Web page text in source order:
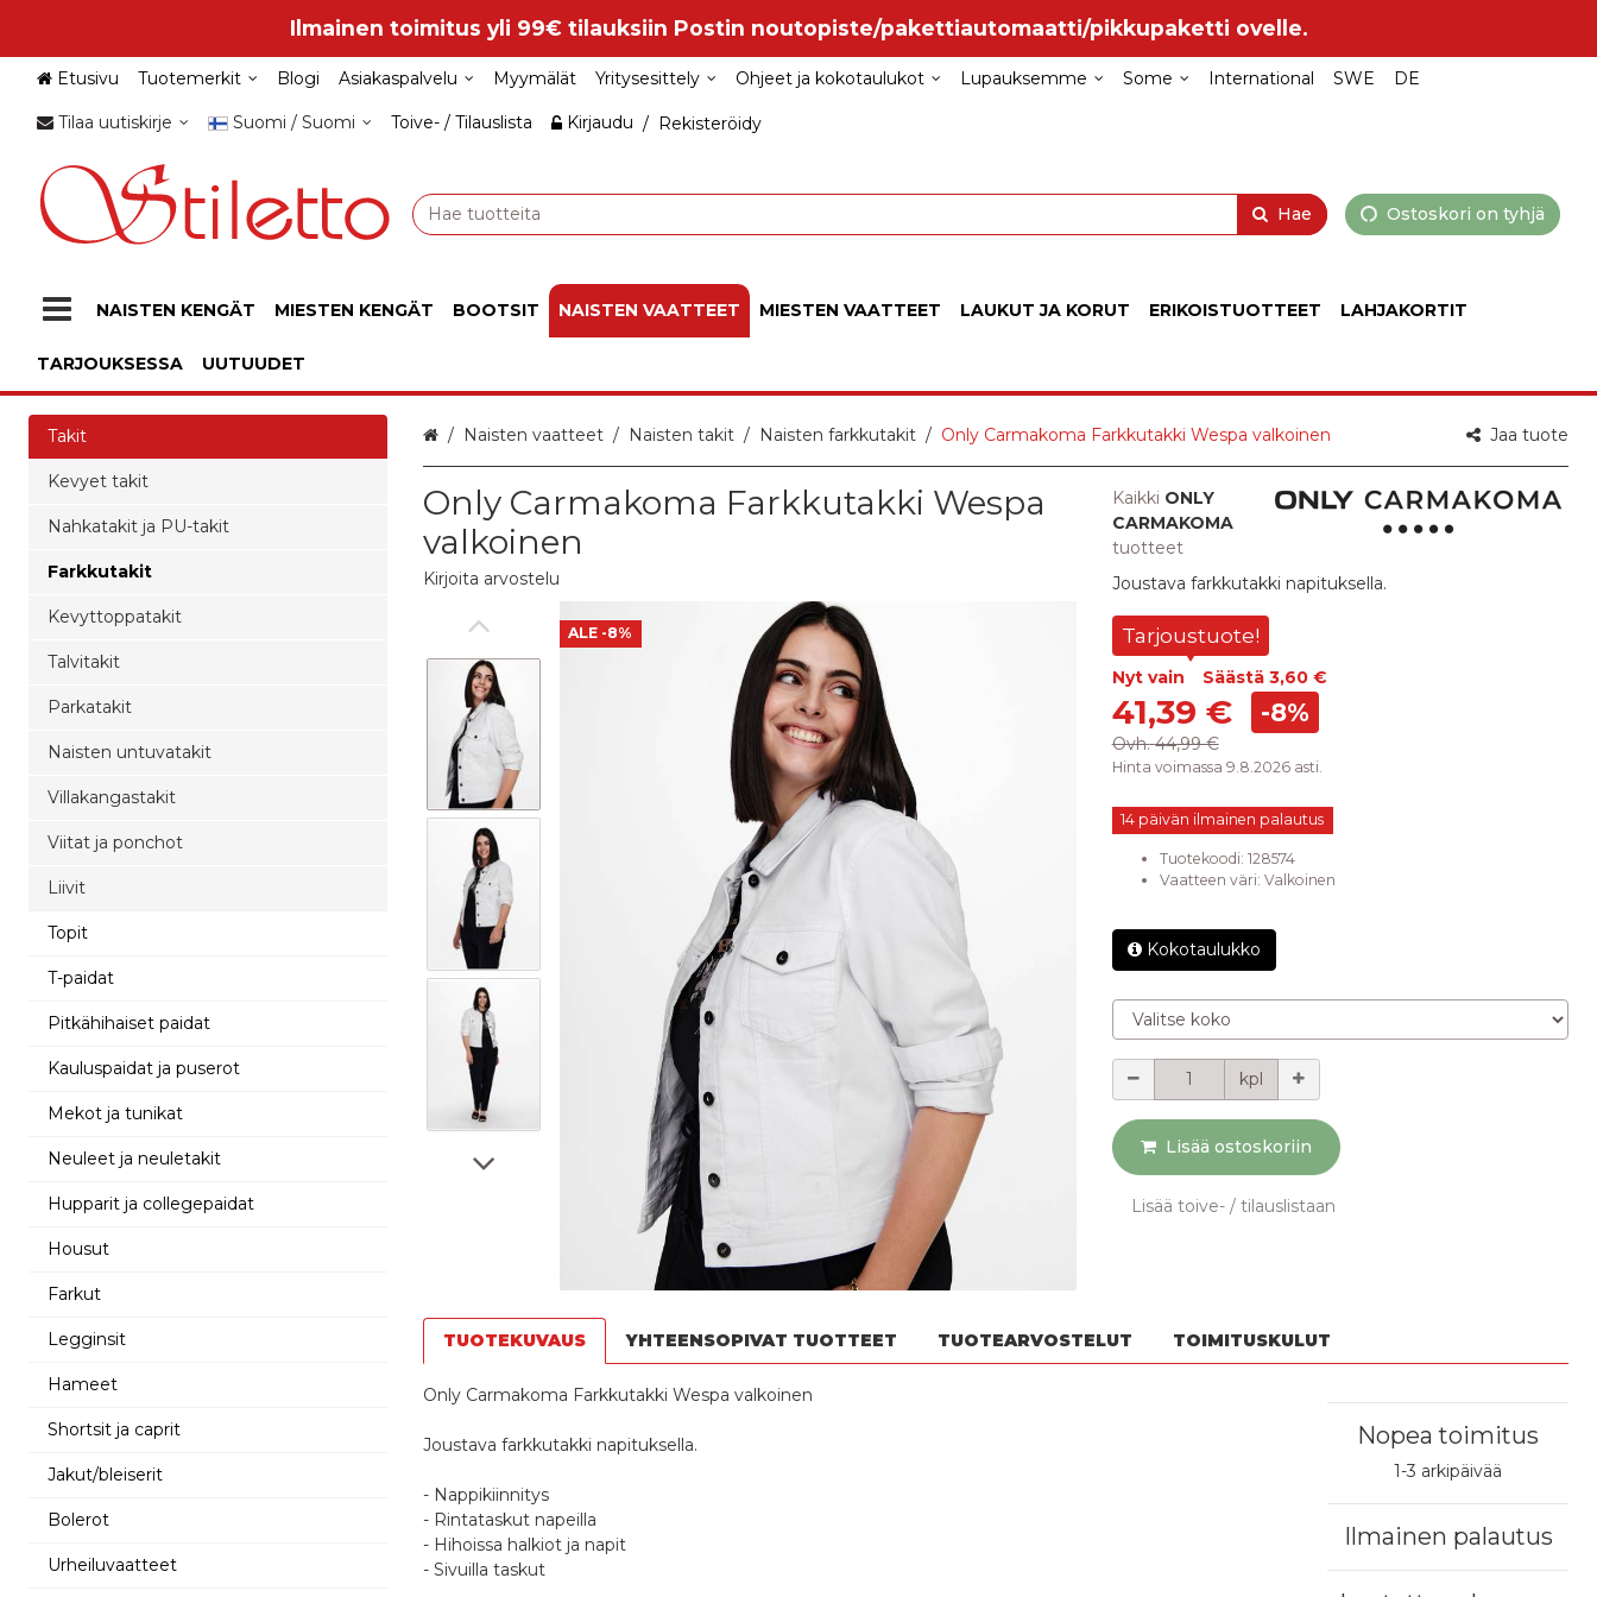
Ilmainen toimitus yli 99€ tilauksiin Postin noutopiste/pakettiautomaatti/pikkupaketti ovelle.
Etusivu Tuotemerkit Blogi Asiakaspalvelu Myymälät Yritysesittely Ohjeet ja kokotaulukot Lupauksemme Some International SWE DE
Tilaa uutiskirje Suomi / Suomi Toive- / Tilauslista Kirjaudu / Rekisteröidy
Hae Ostoskori on tyhjä
NAISTEN KENGÄT MIESTEN KENGÄT BOOTSIT NAISTEN VAATTEET MIESTEN VAATTEET LAUKUT JA KORUT ERIKOISTUOTTEET LAHJAKORTIT
TARJOUKSESSA UUTUUDET
Takit
Kevyet takit
Nahkatakit ja PU-takit
Farkkutakit
Kevyttoppatakit
Talvitakit
Parkatakit
Naisten untuvatakit
Villakangastakit
Viitat ja ponchot
Liivit
Topit
T-paidat
Pitkähihaiset paidat
Kauluspaidat ja puserot
Mekot ja tunikat
Neuleet ja neuletakit
Hupparit ja collegepaidat
Housut
Farkut
Legginsit
Hameet
Shortsit ja caprit
Jakut/bleiserit
Bolerot
Urheiluvaatteet
Jaa tuote
EtusivuNaisten vaatteet Naisten takit Naisten farkkutakit Only Carmakoma Farkkutakki Wespa valkoinen
Only Carmakoma Farkkutakki Wespa
valkoinen
Kirjoita arvostelu
ALE -8%
Kaikki ONLY
CARMAKOMA
tuotteet
Joustava farkkutakki napituksella.
Tarjoustuote!
Nyt vain Säästä 3,60 €
41,39 €
Ovh. 44,99 €
-8%
Hinta voimassa 9.8.2026 asti.
14 päivän ilmainen palautus
Tuotekoodi: 128574
Vaatteen väri: Valkoinen
Kokotaulukko
Valitse koko
Määrä
kpl
Lisää ostoskoriin
Lisää toive- / tilauslistaan
TUOTEKUVAUS YHTEENSOPIVAT TUOTTEET TUOTEARVOSTELUT TOIMITUSKULUT
Only Carmakoma Farkkutakki Wespa valkoinen
Joustava farkkutakki napituksella.
- Nappikiinnitys
- Rintataskut napeilla
- Hihoissa halkiot ja napit
- Sivuilla taskut
Nopea toimitus
1-3 arkipäivää
Ilmainen palautus